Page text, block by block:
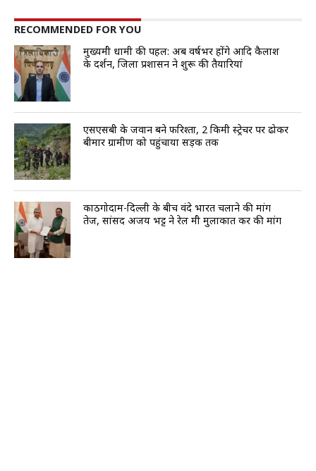
RECOMMENDED FOR YOU
मुख्यमंत्री धामी की पहल: अब वर्षभर होंगे आदि कैलाश
के दर्शन, जिला प्रशासन ने शुरू की तैयारियां
एसएसबी के जवान बने फरिश्ता, 2 किमी स्ट्रेचर पर ढोकर
बीमार ग्रामीण को पहुंचाया सड़क तक
काठगोदाम-दिल्ली के बीच वंदे भारत चलाने की मांग
तेज, सांसद अजय भट्ट ने रेल मंत्री मुलाकात कर की मांग